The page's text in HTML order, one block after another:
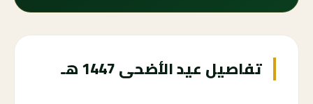
تفاصيل عيد الأضحى 1447 هـ